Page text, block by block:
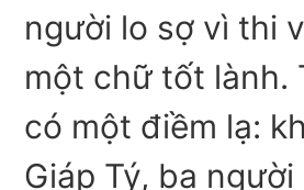
người lo sợ vì thi
một chữ tốt lành.
có một điềm lạ:
Giáp Tý, ba